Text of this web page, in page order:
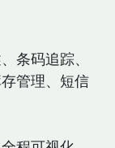
条码追踪、
管理、短信